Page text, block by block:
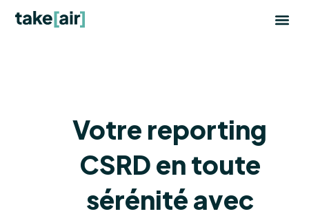
Votre reporting
CSRD en toute
sérénité avec